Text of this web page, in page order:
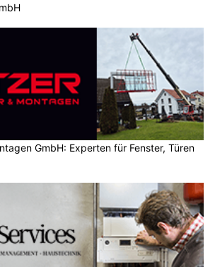
GmbH: Experten für Fenster, Türen